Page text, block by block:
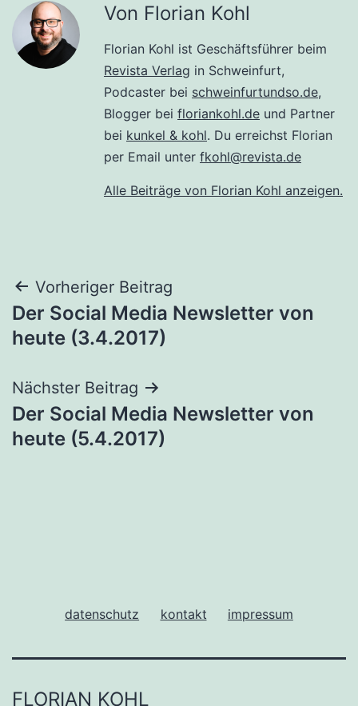
Von Florian Kohl
Florian Kohl ist Geschäftsführer beim
Revista Verlag in Schweinfurt,
Podcaster bei schweinfurtundso.de,
Blogger bei floriankohl.de und Partner
bei kunkel & kohl. Du erreichst Florian
per Email unter fkohl@revista.de
Alle Beiträge von Florian Kohl anzeigen.
Beitragsnavigation
Vorheriger Beitrag
Der Social Media Newsletter von
heute (3.4.2017)
Nächster Beitrag
Der Social Media Newsletter von
heute (5.4.2017)
datenschutz kontakt impressum
FLORIAN KOHL